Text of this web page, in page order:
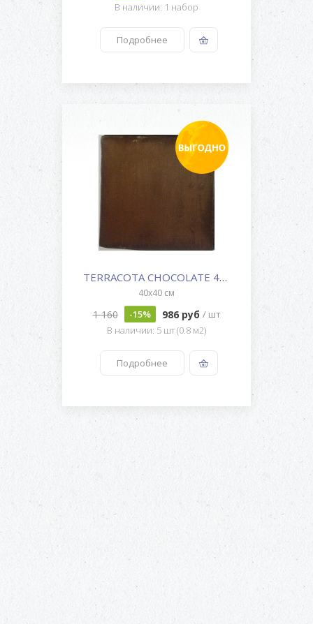
В наличии: 1 набор
Подробнее
TERRACOTA CHOCOLATE 4040
40x40 см
1 160 -15% 986 руб / шт
В наличии: 5 шт (0.8 м2)
Подробнее